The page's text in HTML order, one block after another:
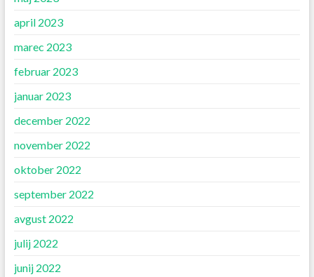
april 2023
marec 2023
februar 2023
januar 2023
december 2022
november 2022
oktober 2022
september 2022
avgust 2022
julij 2022
junij 2022